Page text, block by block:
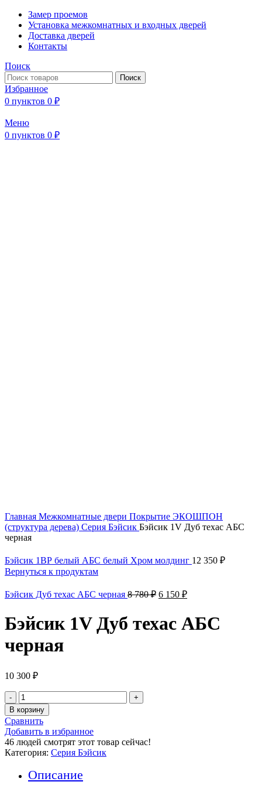
Замер проемов
Установка межкомнатных и входных дверей
Доставка дверей
Контакты
Поиск
Поиск
Избранное
0 пунктов 0 ₽
Меню
0 пунктов 0 ₽
Главная Межкомнатные двери Покрытие ЭКОШПОН
(структура дерева) Серия Бэйсик Бэйсик 1V Дуб техас АБС
черная
Бэйсик 1ВР белый АБС белый Хром молдинг 12 350 ₽
Вернуться к продуктам
Бэйсик Дуб техас АБС черная 8 780₽ Первоначальная
8
6 150 ₽Текущая
150 ₽.
Бэйсик 1V Дуб техас АБС
черная
10 300 ₽
Количество
товара
Бэйсик
1V
Дуб
техас
АБС
черная
В корзину
Сравнить
Добавить в избранное
46 людей смотрят этот товар сейчас!
Категория: Серия Бэйсик
Описание